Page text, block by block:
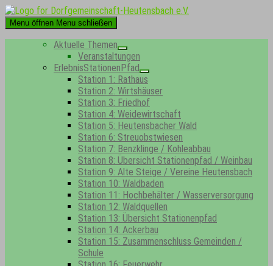
Skip
to
content
Menu öffnen Menu schließen
Aktuelle Themen
Show
sub
menu
Veranstaltungen
ErlebnisStationenPfad
Show
sub
menu
Station 1: Rathaus
Station 2: Wirtshäuser
Station 3: Friedhof
Station 4: Weidewirtschaft
Station 5: Heutensbacher Wald
Station 6: Streuobstwiesen
Station 7: Benzklinge / Kohleabbau
Station 8: Übersicht Stationenpfad / Weinbau
Station 9: Alte Steige / Vereine Heutensbach
Station 10: Waldbaden
Station 11: Hochbehälter / Wasserversorgung
Station 12: Waldquellen
Station 13: Übersicht Stationenpfad
Station 14: Ackerbau
Station 15: Zusammenschluss Gemeinden /
Schule